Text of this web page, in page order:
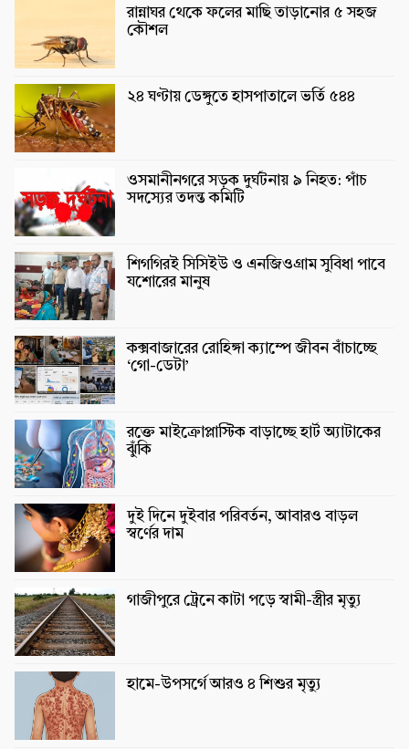
রান্নাঘর থেকে ফলের মাছি তাড়ানোর ৫ সহজ
কৌশল
২৪ ঘণ্টায় ডেঙ্গুতে হাসপাতালে ভর্তি ৫৪৪
ওসমানীনগরে সড়ক দুর্ঘটনায় ৯ নিহত: পাঁচ
সদস্যের তদন্ত কমিটি
শিগগিরই সিসিইউ ও এনজিওগ্রাম সুবিধা পাবে
যশোরের মানুষ
কক্সবাজারের রোহিঙ্গা ক্যাম্পে জীবন বাঁচাচ্ছে
‘গো-ডেটা’
রক্তে মাইক্রোপ্লাস্টিক বাড়াচ্ছে হার্ট অ্যাটাকের
ঝুঁকি
দুই দিনে দুইবার পরিবর্তন, আবারও বাড়ল
স্বর্ণের দাম
গাজীপুরে ট্রেনে কাটা পড়ে স্বামী-স্ত্রীর মৃত্যু
হামে-উপসর্গে আরও ৪ শিশুর মৃত্যু